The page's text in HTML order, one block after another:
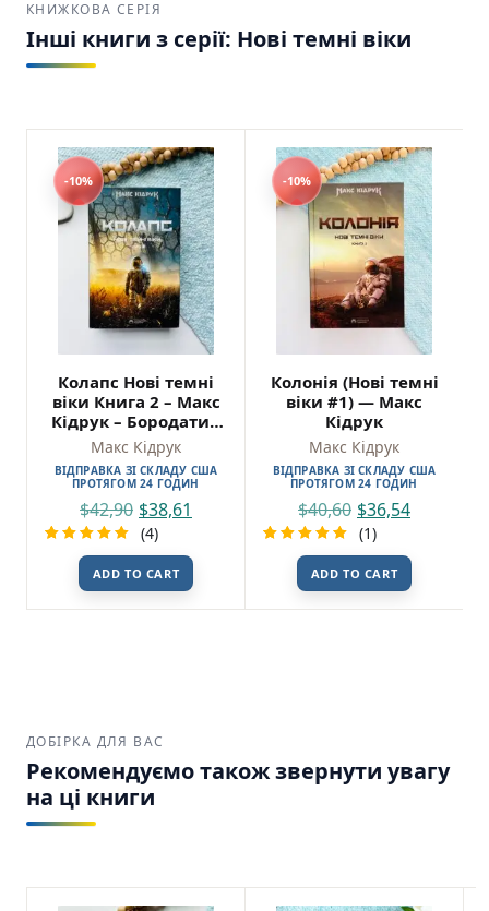
УDreamyShelf — українській книгарні у
США— ви можетекупити «Нові Темні
Віки» Макса Кідрука
📦 Книги вже в наявності в США
💛 Швидка відправка та дбайливе
пакування
📚 Великий вибір українських книг
Замовляйте серію вже зараз — поки вона
доступна, адже такі книги швидко
розкуповують.
👉 Купити книги Макса Кідрука онлайн
можна прямо на сайті DreamyShelf
КНИЖКОВА СЕРІЯ
Інші книги з серії: Нові темні віки
-10%
Колапс Нові темні
віки Книга 2 – Макс
Кідрук – Бородатий
Тамарин
Макс Кідрук
ВІДПРАВКА ЗІ СКЛАДУ США
ПРОТЯГОМ 24 ГОДИН
$42,90 $38,61
Rated
out
based on
(4)
ADD TO CART
-10%
Колонія (Нові темні
віки #1) — Макс
Кідрук
Макс Кідрук
ВІДПРАВКА ЗІ СКЛАДУ США
ПРОТЯГОМ 24 ГОДИН
$40,60 $36,54
Rated
out
based on
(1)
ADD TO CART
ДОБІРКА ДЛЯ ВАС
Рекомендуємо також звернути увагу
на ці книги